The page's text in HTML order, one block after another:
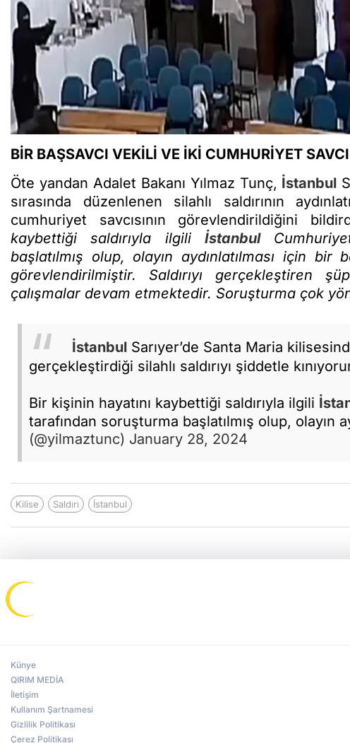
BİR BAŞSAVCI VEKİLİ VE İKİ CUMHURİYET
Öte yandan Adalet Bakanı Yılmaz Tunç, İstanbul
sırasında düzenlenen silahlı saldırının
cumhuriyet savcısının görevlendirildiğini
kaybettiği saldırıyla ilgili İstanbulCumhuriyet
başlatılmış olup, olayın aydınlatılması için bir
görevlendirilmiştir. Saldırıyı gerçekleştiren
çalışmalar devam etmektedir. Soruşturma çok
İstanbul Sarıyer’de Santa Maria
gerçekleştirdiği silahlı saldırıyı şiddetle
Bir kişinin hayatını kaybettiği saldırıyla ilgili
tarafından soruşturma başlatılmış olup, olayın
(@yilmaztunc) January 28, 2024
Kilise Saldırı İstanbul
Künye
QIRIM MEDİA
İletişim
Kullanım Şartnamesi
Gizlilik Politikası
Çerez Politikası